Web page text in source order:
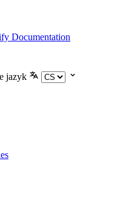
Documentation
jazyk